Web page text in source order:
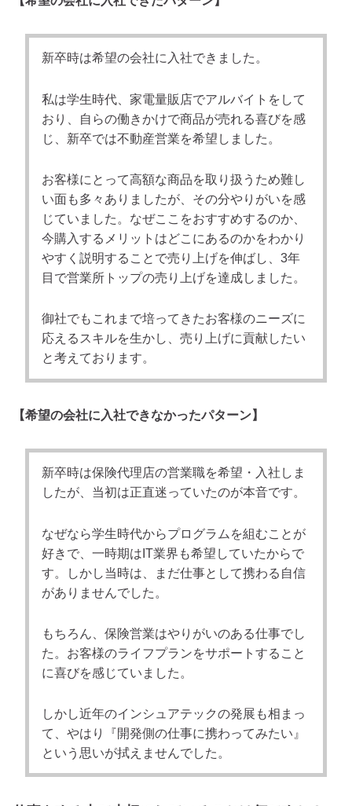
新卒時は希望の会社に入社できました。
私は学生時代、家電量販店でアルバイトをして
おり、自らの働きかけで商品が売れる喜びを感
じ、新卒では不動産営業を希望しました。
お客様にとって高額な商品を取り扱うため難し
い面も多々ありましたが、その分やりがいを感
じていました。なぜここをおすすめするのか、
今購入するメリットはどこにあるのかをわかり
やすく説明することで売り上げを伸ばし、3年
目で営業所トップの売り上げを達成しました。
御社でもこれまで培ってきたお客様のニーズに
応えるスキルを生かし、売り上げに貢献したい
と考えております。
【希望の会社に入社できなかったパターン】
新卒時は保険代理店の営業職を希望・入社しま
したが、当初は正直迷っていたのが本音です。
なぜなら学生時代からプログラムを組むことが
好きで、一時期はIT業界も希望していたからで
す。しかし当時は、まだ仕事として携わる自信
がありませんでした。
もちろん、保険営業はやりがいのある仕事でし
た。お客様のライフプランをサポートすること
に喜びを感じていました。
しかし近年のインシュアテックの発展も相まっ
て、やはり『開発側の仕事に携わってみたい』
という思いが拭えませんでした。